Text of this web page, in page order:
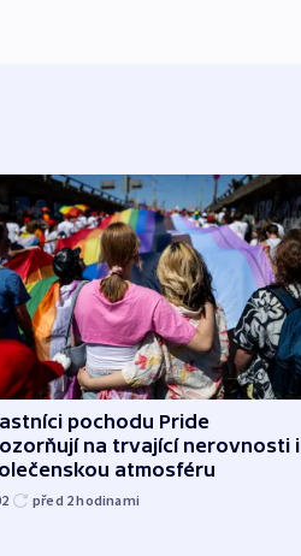
pochodu Pride
na trvající nerovnosti i
atmosféru
před 2hodinami